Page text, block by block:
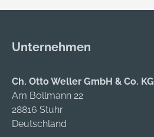
Unternehmen
Ch. Otto Weller GmbH & Co. KG
Am Bollmann 22
28816 Stuhr
Deutschland